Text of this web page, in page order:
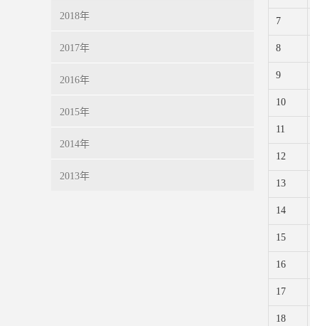
2018年
2017年
2016年
2015年
2014年
2013年
7
8
9
10
11
12
13
14
15
16
17
18